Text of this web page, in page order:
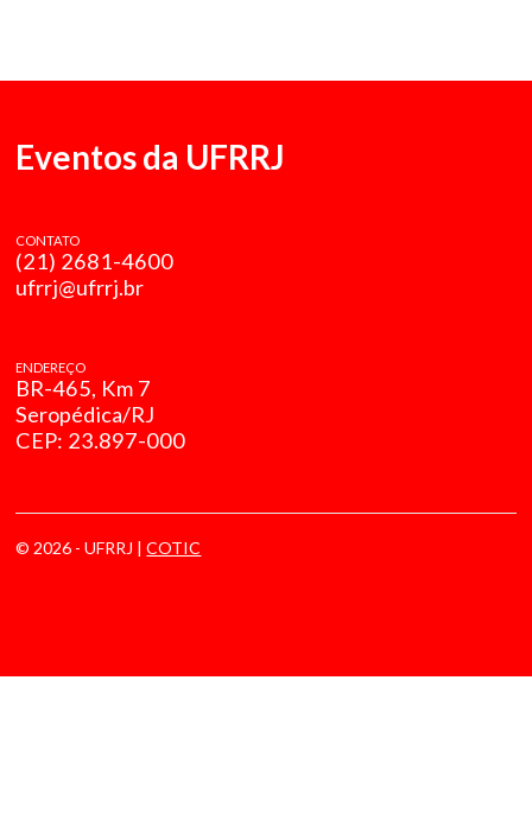
Eventos da UFRRJ
CONTATO
(21) 2681-4600
ufrrj@ufrrj.br
ENDEREÇO
BR-465, Km 7
Seropédica/RJ
CEP: 23.897-000
© 2026 - UFRRJ |COTIC